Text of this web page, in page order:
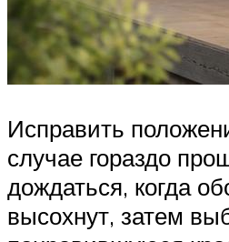
Исправить
случае гораздо
дождаться, когда
высохнут, затем